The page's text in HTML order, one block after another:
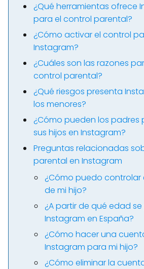
¿Qué herramientas ofrece
para el control parental?
¿Cómo activar el control
Instagram?
¿Cuáles son las razones
control parental?
¿Qué riesgos presenta
los menores?
¿Cómo pueden los padres
sus hijos en Instagram?
Preguntas relacionadas
parental en Instagram
¿Cómo puedo controlar
de mi hijo?
¿A partir de qué edad
Instagram en España?
¿Cómo hacer una
Instagram para mi hijo?
¿Cómo eliminar la